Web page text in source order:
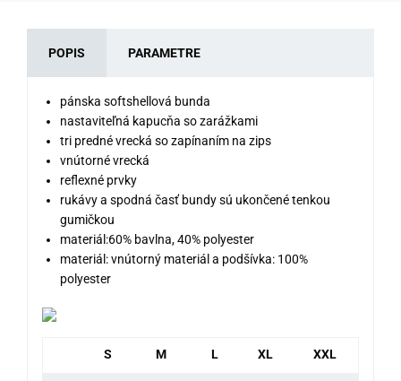
POPIS PARAMETRE
pánska softshellová bunda
nastaviteľná kapucňa so zarážkami
tri predné vrecká so zapínaním na zips
vnútorné vrecká
reflexné prvky
rukávy a spodná časť bundy sú ukončené tenkou
gumičkou
materiál:60% bavlna, 40% polyester
materiál: vnútorný materiál a podšívka: 100%
polyester
S M L XL XXL